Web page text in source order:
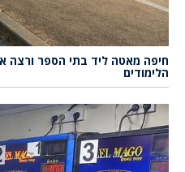
חיפה מאטה ליד בתי הספר
הלימודים